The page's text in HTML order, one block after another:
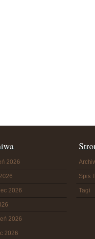
2026
2026
2026
2026
Spis
Tagi